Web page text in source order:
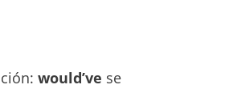
would’ve se